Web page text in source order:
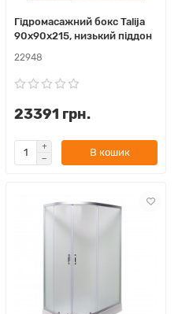
Гідромасажний бокс Talija
90x90x215, низький піддон
22948
23391 грн.
В кошик